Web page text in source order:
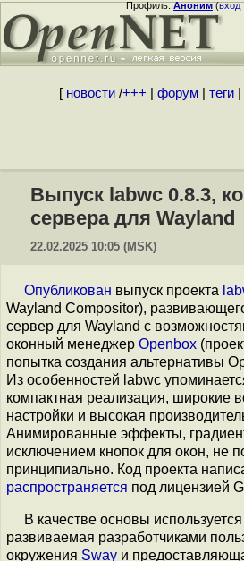
Профиль:Аноним(вход
[ новости/+++ форум| теги|
Выпуск labwc 0.8.3,
сервера для Wayland
22.02.2025 10:05 (MSK)
Опубликован выпуск проекта
Wayland Compositor),
сервер для Wayland с
оконный менеджер Openbox
попытка создания альтернативы
Из особенностей labwc
компактная реализация, широкие
настройки и высокая
Анимированные эффекты,
исключением кнопок для окон, не
принципиально. Код проекта
распространяется под лицензией
В качестве основы
развиваемая разработчиками
окружения Sway и